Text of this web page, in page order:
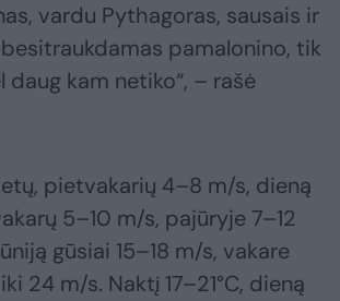
vardu Pythagoras, sausais ir
pamalonino, tik
daug kam netiko“, – rašė
pietvakarių 4–8 m/s, dieną
5–10 m/s, pajūryje 7–12
gūsiai 15–18 m/s, vakare
24 m/s. Naktį 17–21°C, dieną